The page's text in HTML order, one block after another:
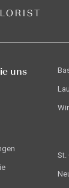
uns
St.